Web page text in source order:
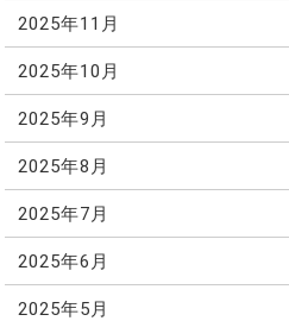
2025年11月
2025年10月
2025年9月
2025年8月
2025年7月
2025年6月
2025年5月